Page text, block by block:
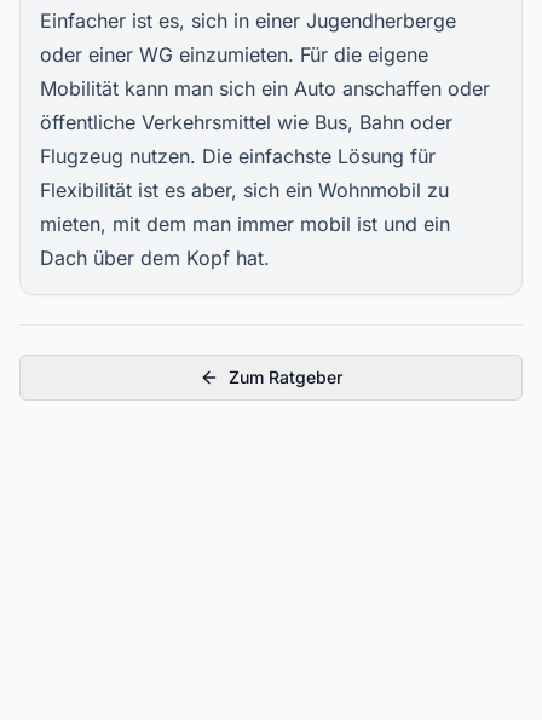
Einfacher ist es, sich in einer Jugendherberge
oder einer WG einzumieten. Für die eigene
Mobilität kann man sich ein Auto anschaffen oder
öffentliche Verkehrsmittel wie Bus, Bahn oder
Flugzeug nutzen. Die einfachste Lösung für
Flexibilität ist es aber, sich ein Wohnmobil zu
mieten, mit dem man immer mobil ist und ein
Dach über dem Kopf hat.
Zum Ratgeber